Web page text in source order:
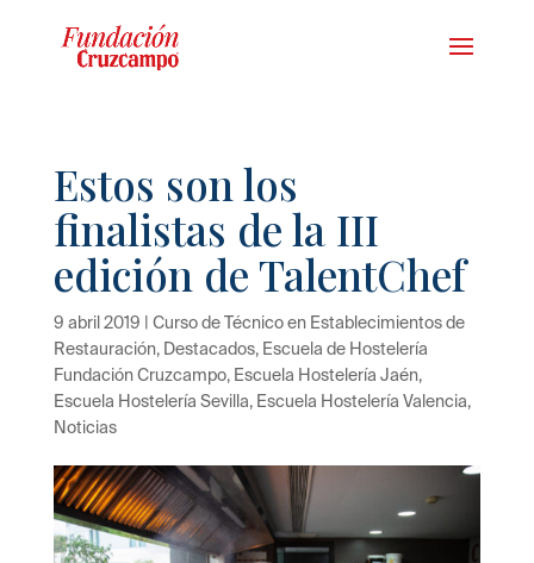
Estos son los
finalistas de la III
edición de TalentChef
9 abril 2019
Curso de Técnico en Establecimientos de
Restauración, Destacados, Escuela de Hostelería
Fundación Cruzcampo, Escuela Hostelería Jaén,
Escuela Hostelería Sevilla, Escuela Hostelería Valencia,
Noticias